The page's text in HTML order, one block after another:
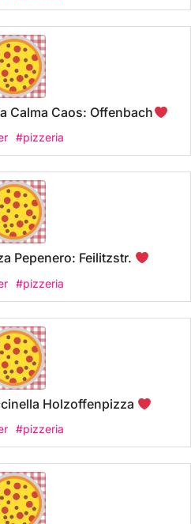
Calma Caos: Offenbach
#pizzeria
Pepenero: Feilitzstr.
#pizzeria
Holzoffenpizza
#pizzeria